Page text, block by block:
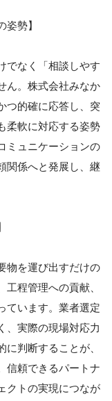
姿勢】
でなく「相談しやす
ん。株式会社みなか
つ的確に応答し、突
柔軟に対応する姿勢
ミュニケーションの
関係へと発展し、継
物を運び出すだけの
程管理への貢献、
ています。業者選定
、実際の現場対応力
判断することが、
信頼できるパートナ
クトの実現につなが